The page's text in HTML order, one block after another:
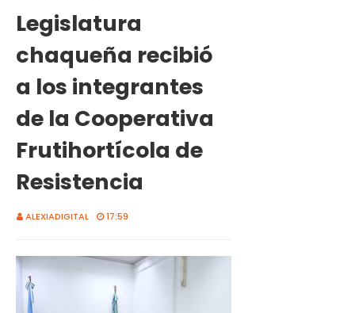
Legislatura
chaqueña recibió
a los integrantes
de la Cooperativa
Frutihortícola de
Resistencia
ALEXIADIGITAL 17:59